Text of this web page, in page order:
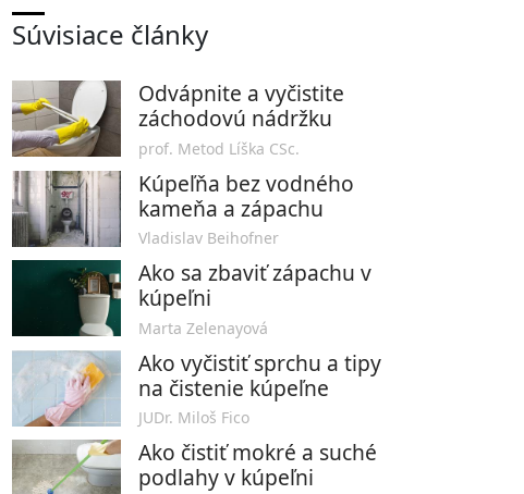
Súvisiace články
Odvápnite a vyčistite
záchodovú nádržku
prof. Metod Líška CSc.
Kúpeľňa bez vodného
kameňa a zápachu
Vladislav Beihofner
Ako sa zbaviť zápachu v
kúpeľni
Marta Zelenayová
Ako vyčistiť sprchu a tipy
na čistenie kúpeľne
JUDr. Miloš Fico
Ako čistiť mokré a suché
podlahy v kúpeľni